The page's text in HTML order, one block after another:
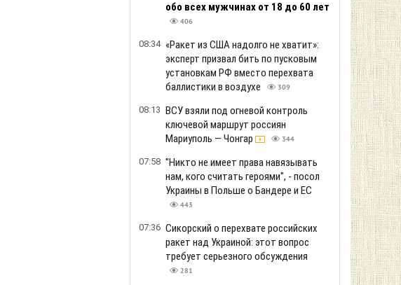
обо всех мужчинах от 18 до 60 лет
406
08:34 «Ракет из США надолго не хватит»:
эксперт призвал бить по пусковым
установкам РФ вместо перехвата
баллистики в воздухе
309
08:13 ВСУ взяли под огневой контроль
ключевой маршрут россиян
Мариуполь — Чонгар
344
07:58 "Никто не имеет права навязывать
нам, кого считать героями", - посол
Украины в Польше о Бандере и ЕС
443
07:36 Сикорский о перехвате российских
ракет над Украиной: этот вопрос
требует серьезного обсуждения
281